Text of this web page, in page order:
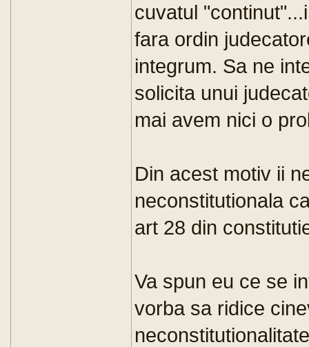
cuvatul
fara ordin
integrum. Sa ne
solicita unui
mai avem nici o
Din acest motiv ii
neconstitutionala
art 28 din
Va spun eu ce se
vorba sa ridice